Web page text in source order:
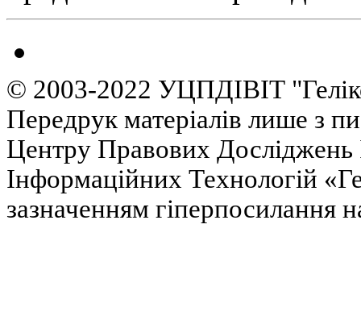
© 2003-2022 УЦПДІВІТ
Передрук матеріалів лише з
Центру Правових Досліджень
Інформаційних Технологій
зазначенням гіперпосилання